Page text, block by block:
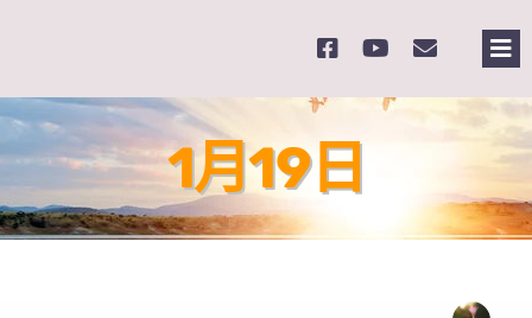
content
1月19日